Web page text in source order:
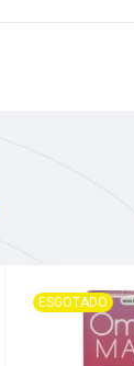
ESGOTADO